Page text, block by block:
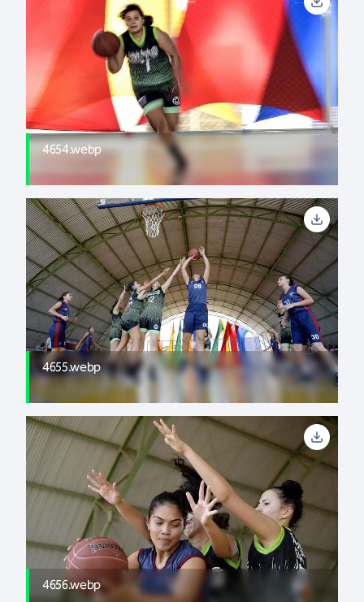
4654.webp
4655.webp
4656.webp